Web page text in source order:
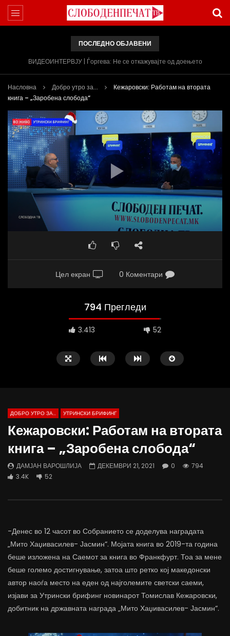
ПОСЛЕДНО ОБЈАВЕНИ
ВИДЕОИНТЕРВЈУ | Ѓоргева: Не се откажувајте од доењето
Насловна Добро утро за...
Кежаровски: Работам на втората
книга – „Заробена слобода“
Цел екран 0 Коментари
794 Прегледи
3.413 52
трае предолго за да дозволиме лесно
да го губиме стручниот кадар
ЈУНИ 30, 2022
флексибилна држава
ЈУНИ 30, 2022
ДОБРО УТРО ЗА... УТРИНСКИ БРИФИНГ
Кежаровски: Работам на втората
книга – „Заробена слобода“
ДАМЈАН ВАРОШЛИЈА ДЕКЕМВРИ 21, 2021 0
794
3.4K
52
-Денес во 12 часот во Собранието се доделува наградата
„Мито Хаџивасилев- Јасмин“. Мојата книга во 2019-та година
беше изложена на Саемот за книга во Франкфурт. Тоа за мене
беше големо достигнување, затоа што ретко кој македонски
автор наоѓа место на еден од најголемите светски саеми,
изјави за Утрински брифинг новинарот Томислав Кежаровски,
добитник на државната награда „Мито Хаџивасилев- Јасмин“.